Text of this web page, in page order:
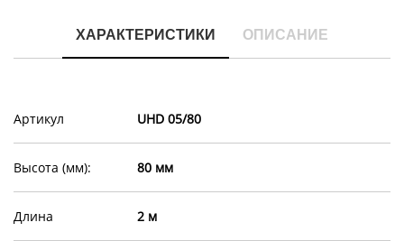
ХАРАКТЕРИСТИКИ ОПИСАНИЕ
Артикул UHD 05/80
Высота (мм): 80 мм
Длина 2 м